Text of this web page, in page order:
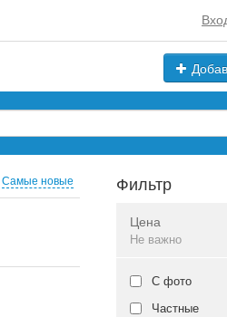
Самые новые Фильтр
Цена
Не важно
Валюта:руб.
С фото
Частные